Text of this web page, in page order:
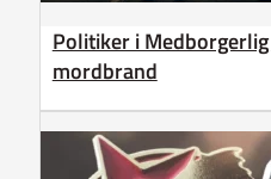
Politiker i
mordbrand